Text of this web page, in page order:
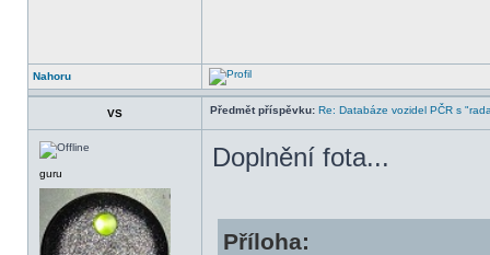
Nahoru
VS Předmět příspěvku: Re: Databáze vozidel PČR s
guru
Doplnění fota...
Příloha: